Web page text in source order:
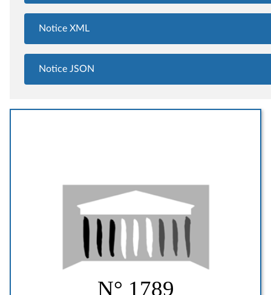
Notice XML
Notice JSON